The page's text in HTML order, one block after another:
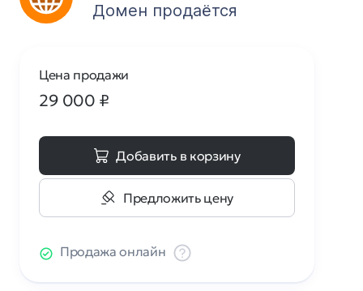
Домен продаётся
Цена продажи
29 000 ₽
Добавить в корзину
Предложить цену
Продажа онлайн